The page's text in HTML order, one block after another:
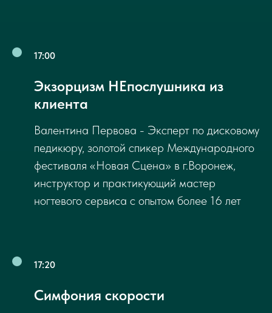
17:00
Экзорцизм НЕпослушника из
клиента
Валентина Первова - Эксперт по дисковому
педикюру, золотой спикер Международного
фестиваля «Новая Сцена» в г.Воронеж,
инструктор и практикующий мастер
ногтевого сервиса с опытом более 16 лет
17:20
Симфония скорости